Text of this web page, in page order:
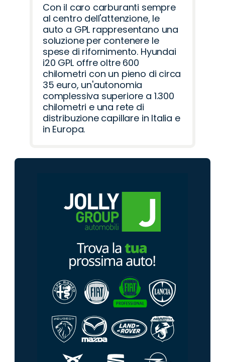
Con il caro carburanti sempre
al centro dell'attenzione, le
auto a GPL rappresentano una
soluzione per contenere le
spese di rifornimento. Hyundai
i20 GPL offre oltre 600
chilometri con un pieno di circa
35 euro, un'autonomia
complessiva superiore a 1.300
chilometri e una rete di
distribuzione capillare in Italia e
in Europa.